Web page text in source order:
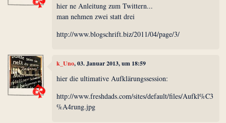
hier ne Anleitung zum Twittern...
man nehmen zwei statt drei
http://www.blogschrift.biz/2011/04/page/3/
k_Uno, 03. Januar 2013, um 18:59
hier die ultimative Aufklärungssession:
http://www.freshdads.com/sites/default/files/Aufkl%C3
%A4rung.jpg